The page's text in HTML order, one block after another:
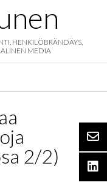
HENKILÖBRÄNDÄYS,
MEDIA
2/2)